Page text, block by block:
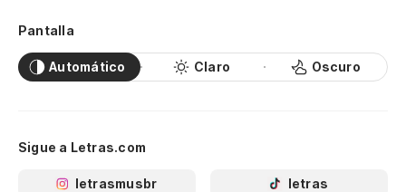
Pantalla
Automático Claro Oscuro
Sigue a Letras.com
letrasmusbr letras